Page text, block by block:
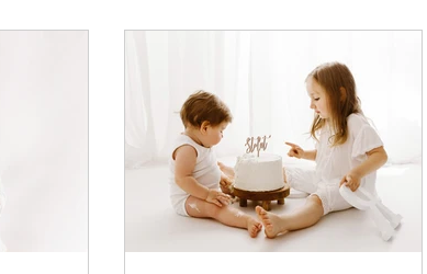
sesja noworodkowa
Sesja portretowa WHITE